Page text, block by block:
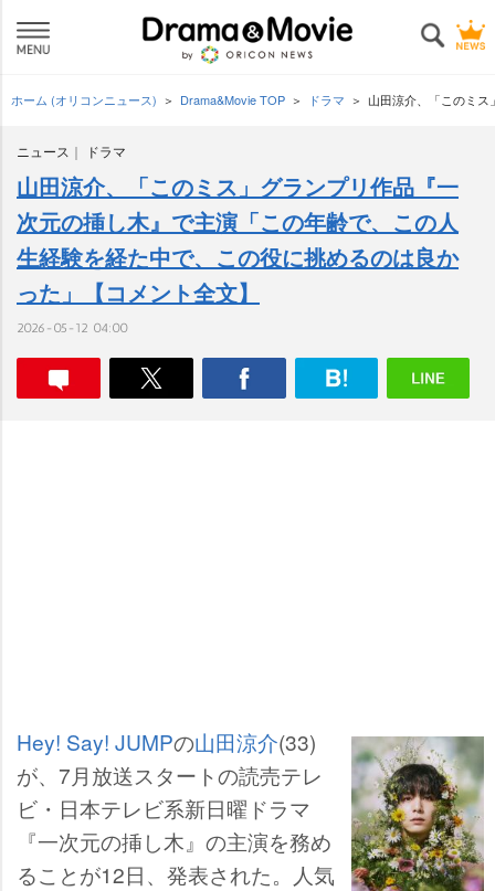
ホーム (オリコンニュース) Drama&Movie TOP ドラマ 山田涼介、「このミス
ニュース ドラマ
山田涼介、「このミス」グランプリ作品『一
次元の挿し木』で主演「この年齢で、この人
生経験を経た中で、この役に挑めるのは良か
った」【コメント全文】
2026-05-12 04:00
Hey! Say! JUMPの山田涼介(33)
が、7月放送スタートの読売テレ
ビ・日本テレビ系新日曜ドラマ
『一次元の挿し木』の主演を務め
ることが12日、発表された。人気